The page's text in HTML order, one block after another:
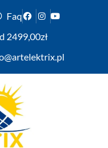
Faq
2499,00zł